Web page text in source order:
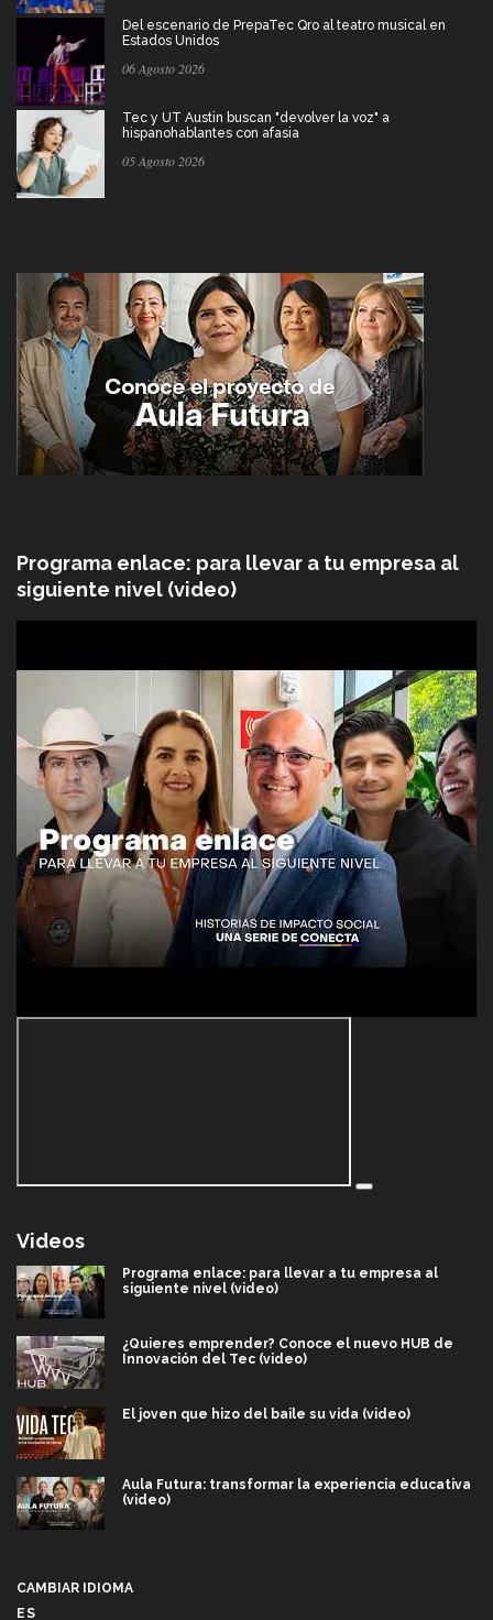
Del escenario de PrepaTec Qro al teatro musical en
Estados Unidos
06 Agosto 2026
Tec y UT Austin buscan "devolver la voz" a
hispanohablantes con afasia
05 Agosto 2026
Programa enlace: para llevar a tu empresa al
siguiente nivel (video)
Videos
Programa enlace: para llevar a tu empresa al
siguiente nivel (video)
¿Quieres emprender? Conoce el nuevo HUB de
Innovación del Tec (video)
El joven que hizo del baile su vida (video)
Aula Futura: transformar la experiencia educativa
(video)
CAMBIAR IDIOMA
ES